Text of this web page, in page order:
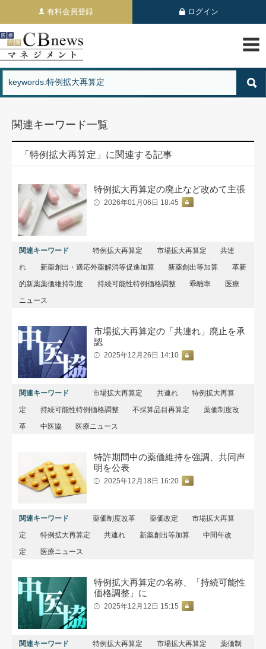
有料会員登録 ログイン
関連キーワード一覧
「特例拡大再算定」に関連する記事
特例拡大再算定の廃止など改めて主張
2026年01月06日 18:45
関連キーワード 特例拡大再算定 市場拡⼤再算定
共連
れ
新薬創出・適応外薬解消等促進加算 新薬創出等加算
革新
的新薬薬価維持制度
持続可能性特例価格調整 乖離率
医療
ニュース
市場拡大再算定の「共連れ」廃止を承
認
2025年12月26日 14:10
関連キーワード 市場拡大再算定 共連れ
特例拡大再算
定
持続可能性特例価格調整 不採算品目再算定
薬価制度改
革
中医協 医療ニュース
特許期間中の薬価維持を強調、共同声
明を公表
2025年12月18日 16:20
関連キーワード 薬価制度改革 薬価改定
市場拡大再算
定
特例拡大再算定 共連れ 新薬創出等加算
中間年改
定
医療ニュース
特例拡大再算定の名称、「持続可能性
価格調整」に
2025年12月12日 15:15
関連キーワード 特例拡大再算定 市場拡大再算定
薬価制